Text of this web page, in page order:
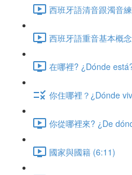
西班牙語清音跟濁音
西班牙語重音基本概
在哪裡? ¿Dónde
你住哪裡？¿Dónde
你從哪裡來? ¿De
國家與國籍 (6:11)